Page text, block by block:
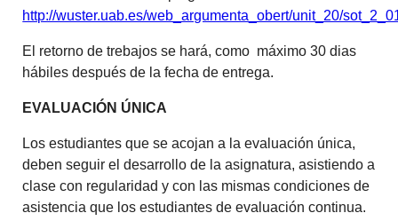
http://wuster.uab.es/web_argumenta_obert/unit_20/
El retorno de trebajos se hará, como máximo 30 dias
hábiles después de la fecha de entrega.
EVALUACIÓN ÚNICA
Los estudiantes que se acojan a la evaluación única,
deben seguir el desarrollo de la asignatura, asistiendo a
clase con regularidad y con las mismas condiciones de
asistencia que los estudiantes de evaluación continua.